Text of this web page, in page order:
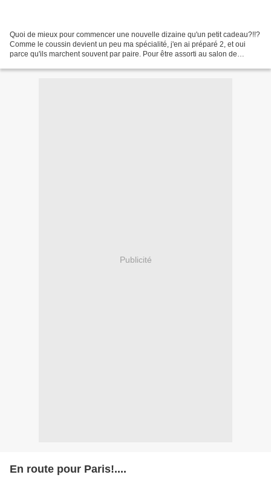
Quoi de mieux pour commencer une nouvelle dizaine qu'un petit cadeau?!!?
Comme le coussin devient un peu ma spécialité, j'en ai préparé 2, et oui
parce qu'ils marchent souvent par paire. Pour être assorti au salon de
Publicité
En route pour Paris!....